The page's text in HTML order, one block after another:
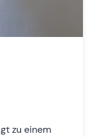
zu einem